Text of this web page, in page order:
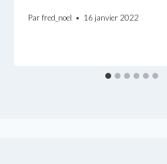
Par fred_noel 16 janvier 2022